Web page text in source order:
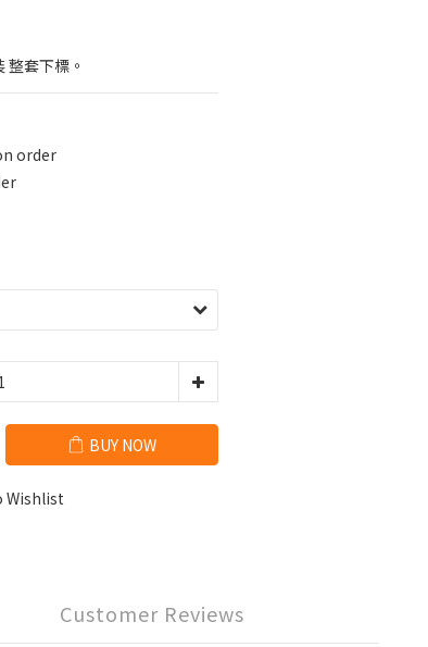
整套下標。
order
BUY NOW
Wishlist
Customer Reviews